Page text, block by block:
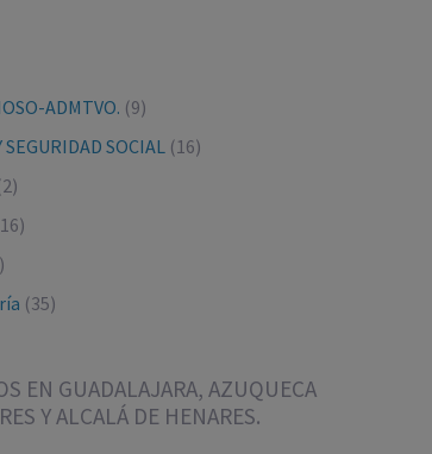
ADMTVO. (9)
SEGURIDAD SOCIAL(16)
(35)
EN GUADALAJARA, AZUQUECA
Y ALCALÁ DE HENARES.